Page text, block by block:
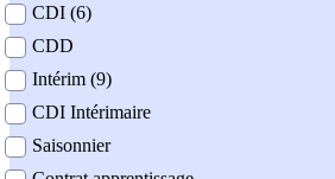
contrat
CDI (6)
CDD
Intérim (9)
CDI Intérimaire
Saisonnier